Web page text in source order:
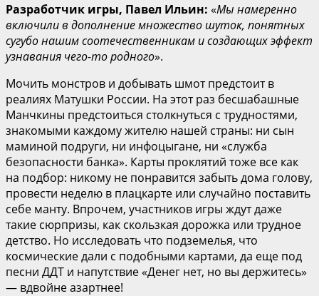
Разработчик игры, Павел Ильин: «Мы намеренно
включили в дополнение множество шуток, понятных
сугубо нашим соотечественникам и создающих эффект
узнавания чего-то родного».
Мочить монстров и добывать шмот предстоит в
реалиях Матушки России. На этот раз бесшабашные
Манчкины предстоиться столкнуться с трудностями,
знакомыми каждому жителю нашей страны: ни сын
маминой подруги, ни инфоцыгане, ни «служба
безопасности банка». Карты проклятий тоже все как
на подбор: никому не понравится забыть дома голову,
провести неделю в плацкарте или случайно поставить
себе манту. Впрочем, участников игры ждут даже
такие сюрпризы, как скользкая дорожка или трудное
детство. Но исследовать что подземелья, что
космические дали с подобными картами, да еще под
песни ДДТ и напутствие «Денег нет, но вы держитесь»
— вдвойне азартнее!